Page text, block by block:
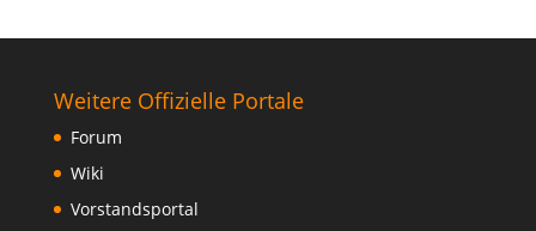
Weitere Offizielle Portale
Forum
Wiki
Vorstandsportal